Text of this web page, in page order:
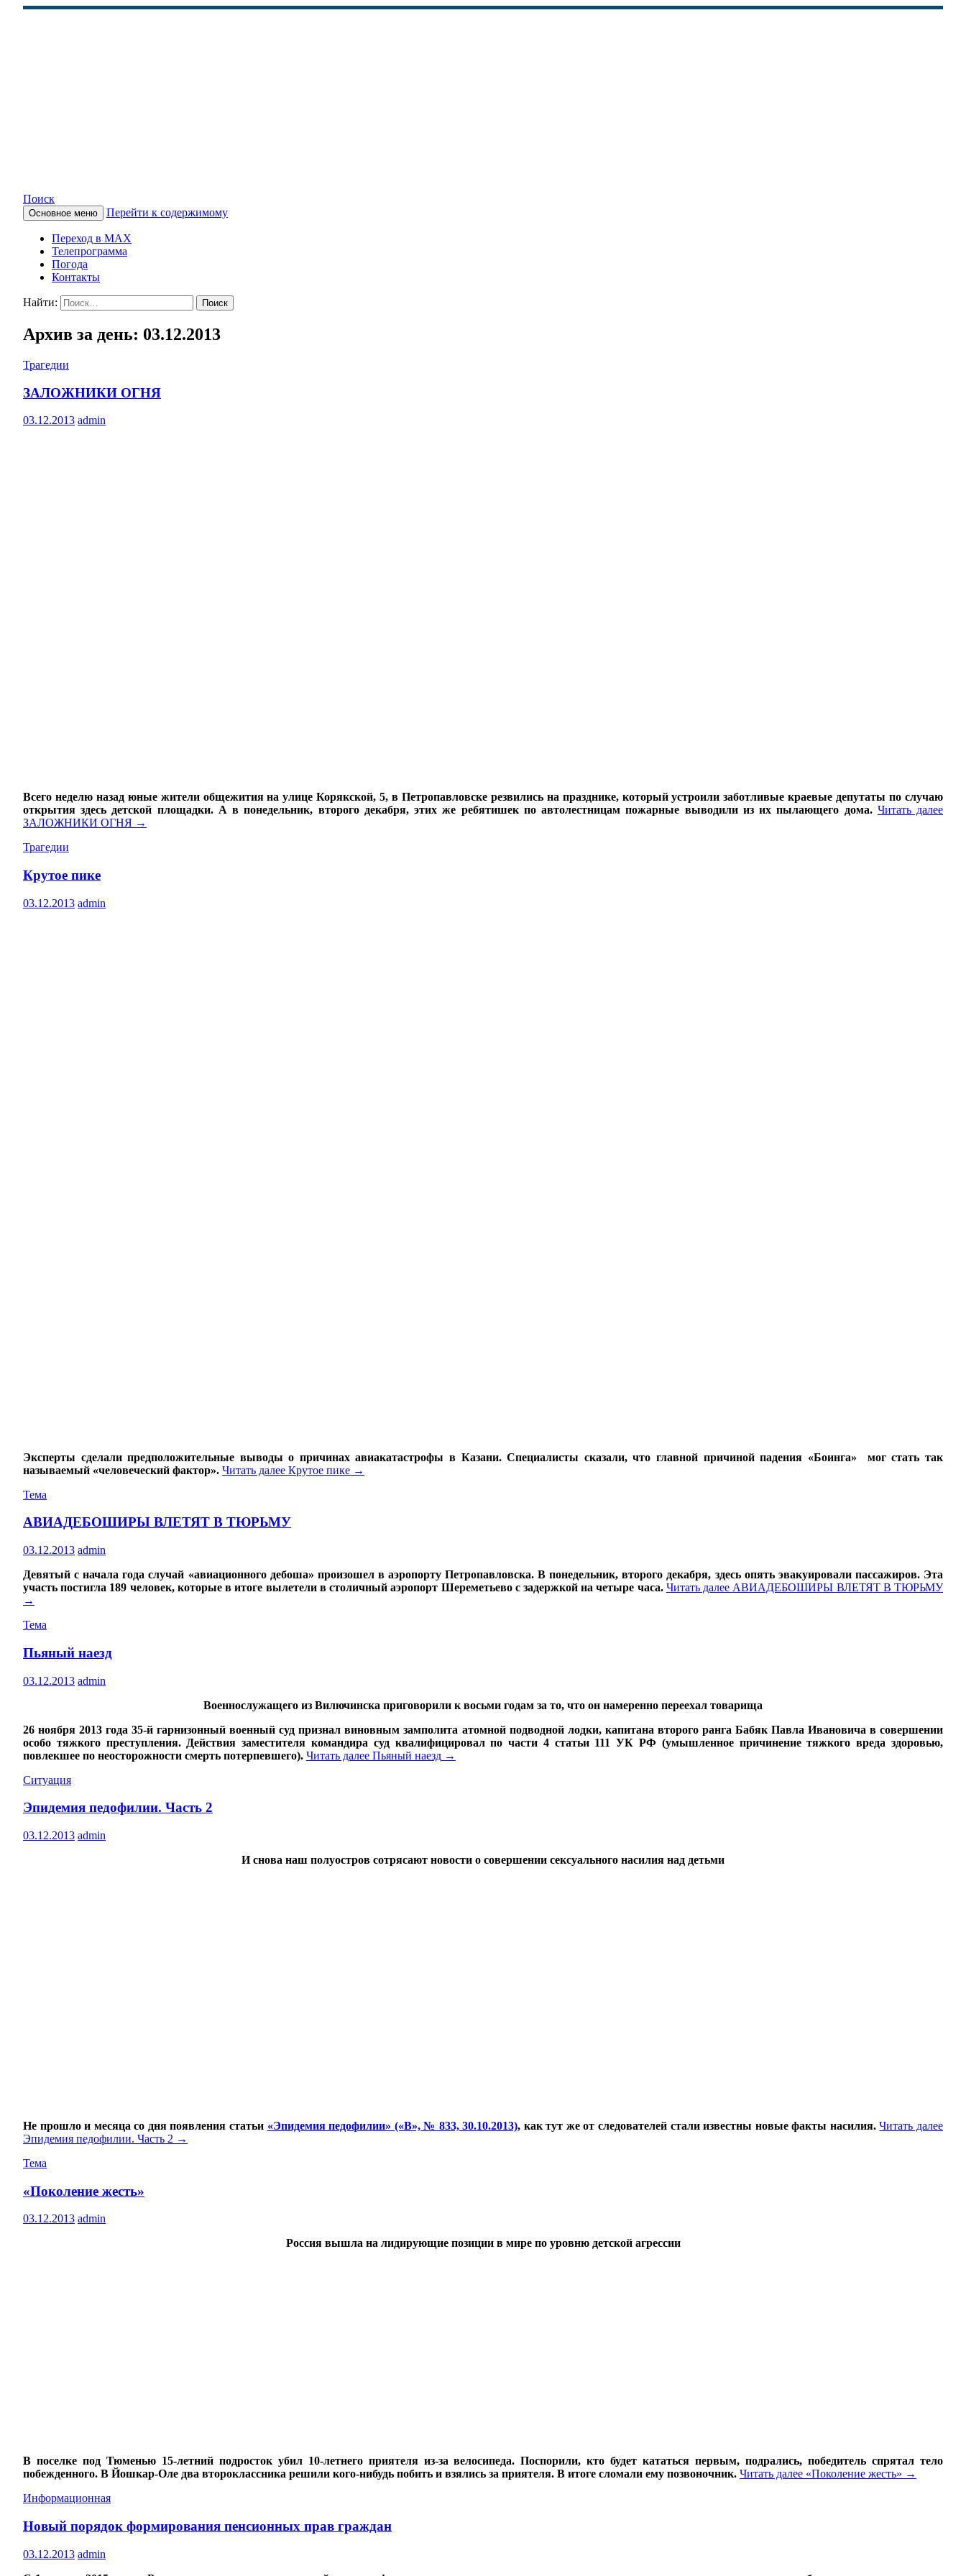
КАМЧАТСКОЕ ИНФОРМАЦИОННОЕ АГЕНТСТВО (КИА «ВЕСТИ»)
Поиск
Основное меню Перейти к содержимому
Переход в MAX
Телепрограмма
Погода
Контакты
Найти:
Архив за день: 03.12.2013
Трагедии
ЗАЛОЖНИКИ ОГНЯ
03.12.2013 admin
Всего неделю назад юные жители общежития на улице Корякской, 5, в Петропавловске резвились на празднике, который устроили заботливые краевые депутаты по случаю
открытия здесь детской площадки. А в понедельник, второго декабря, этих же ребятишек по автолестницам пожарные выводили из их пылающего дома. Читать далее
ЗАЛОЖНИКИ ОГНЯ →
Трагедии
Крутое пике
03.12.2013 admin
Эксперты сделали предположительные выводы о причинах авиакатастрофы в Казани. Специалисты сказали, что главной причиной падения «Боинга» мог стать так
называемый «человеческий фактор». Читать далее Крутое пике →
Тема
АВИАДЕБОШИРЫ ВЛЕТЯТ В ТЮРЬМУ
03.12.2013 admin
Девятый с начала года случай «авиационного дебоша» произошел в аэропорту Петропавловска. В понедельник, второго декабря, здесь опять эвакуировали пассажиров. Эта
участь постигла 189 человек, которые в итоге вылетели в столичный аэропорт Шереметьево с задержкой на четыре часа. Читать далее АВИАДЕБОШИРЫ ВЛЕТЯТ В ТЮРЬМУ
→
Тема
Пьяный наезд
03.12.2013 admin
Военнослужащего из Вилючинска приговорили к восьми годам за то, что он намеренно переехал товарища
26 ноября 2013 года 35-й гарнизонный военный суд признал виновным замполита атомной подводной лодки, капитана второго ранга Бабяк Павла Ивановича в совершении
особо тяжкого преступления. Действия заместителя командира суд квалифицировал по части 4 статьи 111 УК РФ (умышленное причинение тяжкого вреда здоровью,
повлекшее по неосторожности смерть потерпевшего). Читать далее Пьяный наезд →
Ситуация
Эпидемия педофилии. Часть 2
03.12.2013 admin
И снова наш полуостров сотрясают новости о совершении сексуального насилия над детьми
Не прошло и месяца со дня появления статьи «Эпидемия педофилии» («В», № 833, 30.10.2013), как тут же от следователей стали известны новые факты насилия. Читать далее
Эпидемия педофилии. Часть 2 →
Тема
«Поколение жесть»
03.12.2013 admin
Россия вышла на лидирующие позиции в мире по уровню детской агрессии
В поселке под Тюменью 15-летний подросток убил 10-летнего приятеля из-за велосипеда. Поспорили, кто будет кататься первым, подрались, победитель спрятал тело
побежденного. В Йошкар-Оле два второклассника решили кого-нибудь побить и взялись за приятеля. В итоге сломали ему позвоночник. Читать далее «Поколение жесть» →
Информационная
Новый порядок формирования пенсионных прав граждан
03.12.2013 admin